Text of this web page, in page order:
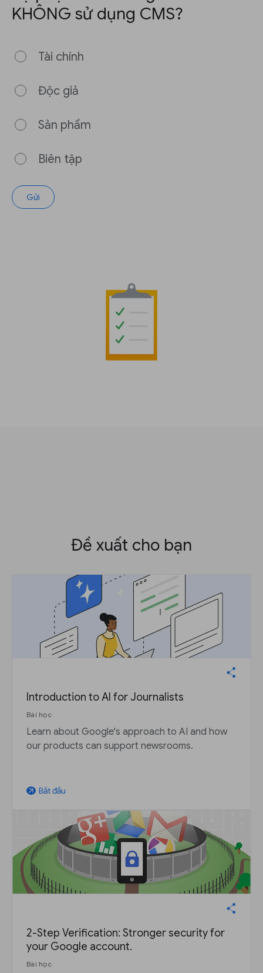
KHÔNG sử dụng CMS?
Tài chính
Độc giả
Sản phẩm
Biên tập
Gửi
Đề xuất cho bạn
Introduction to AI for Journalists
Bài học
Learn about Google's approach to AI and how
our products can support newsrooms.
arrow_outward Bắt đầu
2-Step Verification: Stronger security for
your Google account.
Bài học